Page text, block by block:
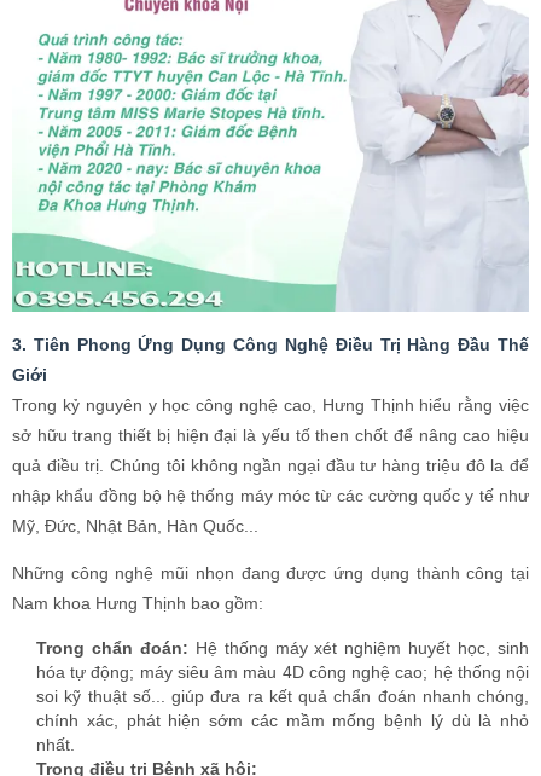
3. Tiên Phong Ứng Dụng Công Nghệ Điều Trị Hàng Đầu Thế
Giới
Trong kỷ nguyên y học công nghệ cao, Hưng Thịnh hiểu rằng việc
sở hữu trang thiết bị hiện đại là yếu tố then chốt để nâng cao hiệu
quả điều trị. Chúng tôi không ngần ngại đầu tư hàng triệu đô la để
nhập khẩu đồng bộ hệ thống máy móc từ các cường quốc y tế như
Mỹ, Đức, Nhật Bản, Hàn Quốc...
Những công nghệ mũi nhọn đang được ứng dụng thành công tại
Nam khoa Hưng Thịnh bao gồm:
Trong chẩn đoán:Hệ thống máy xét nghiệm huyết học, sinh
hóa tự động; máy siêu âm màu 4D công nghệ cao; hệ thống nội
soi kỹ thuật số... giúp đưa ra kết quả chẩn đoán nhanh chóng,
chính xác, phát hiện sớm các mầm mống bệnh lý dù là nhỏ
Trong điều trị Bệnh xã hội:
Công nghệ quang động học ALA-PDT:Tiêu chuẩn vàng trong
điều trị sùi mào gà, giúp loại bỏ nốt sùi nhanh chóng mà
ngừa tái phát.
Kỹ thuật phục hồi gen liên kết DHA:
miễn dịch.
Liệu pháp miễn dịch gene sinh học INT:Đặc trị mụn rộp sinh
dục, ngăn chặn virus HSV nhân lên.
Trong điều trị Viêm nhiễm Nam khoa & Rối loạn chức năng
sinh lý:
Hệ thống điều trị sóng ngắn CRS: